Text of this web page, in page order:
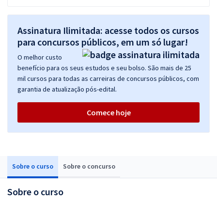
Sobre o curso Sobre o concurso
Sobre o curso
Assinatura Ilimitada: acesse todos os cursos
para concursos públicos, em um só lugar!
O melhor custo
benefício para os seus estudos e seu bolso. São mais de 25
mil cursos para todas as carreiras de concursos públicos, com
garantia de atualização pós-edital.
Comece hoje